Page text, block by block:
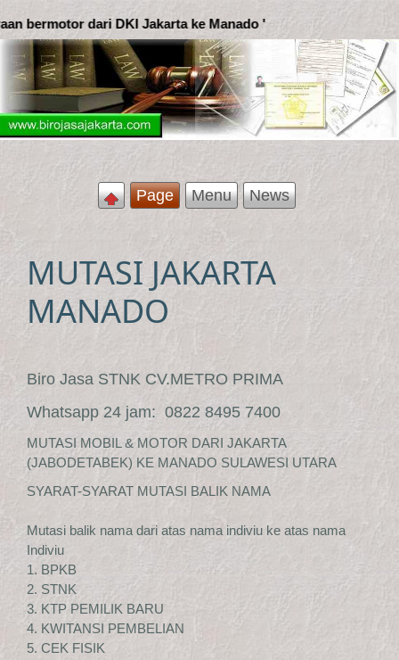
ke Manado '
Page Menu News
MUTASI JAKARTA
MANADO
Biro Jasa STNK CV.METRO PRIMA
Whatsapp 24 jam: 0822 8495 7400
MUTASI MOBIL & MOTOR DARI JAKARTA
(JABODETABEK) KE MANADO SULAWESI UTARA
SYARAT-SYARAT MUTASI BALIK NAMA
Mutasi balik nama dari atas nama indiviu ke atas nama
Indiviu
1. BPKB
2. STNK
3. KTP PEMILIK BARU
4. KWITANSI PEMBELIAN
5. CEK FISIK